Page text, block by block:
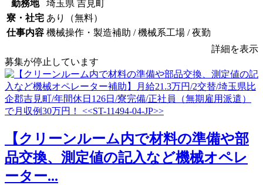
勤務地
埼玉県 吉見町
寮・社宅 あり（無料）
仕事内容 機械操作・製造補助 / 機械系工場 / 夜勤
詳細を表示
募集が停止しています
【クリーンルーム内で材料の準備や部
品交換、測定値の記入など機械オペレ
ーター...